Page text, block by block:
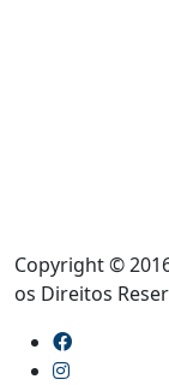
Copyright ©
os Direitos